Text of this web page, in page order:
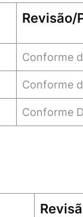
Revisão/
Conforme
Conforme
Conforme